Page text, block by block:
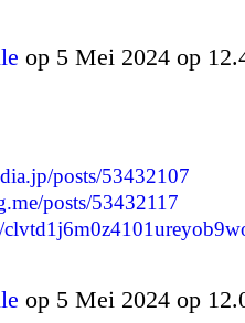
op 5 Mei 2024 op
posts/53432107
posts/53432117
op 5 Mei 2024 op